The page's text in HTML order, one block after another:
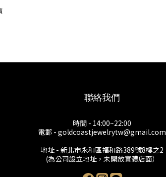
聯絡我們
時間 - 14:00~22:00
電郵 - goldcoastjewelrytw@gmail.com
地址 - 新北市永和區福和路389號8樓之2
(為公司設立地址，未開放實體店面）